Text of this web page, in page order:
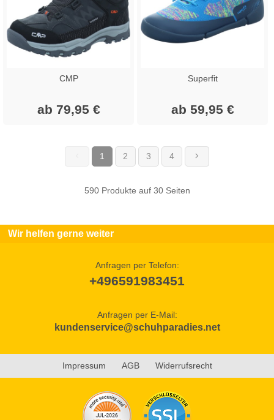
CMP
ab 79,95 €
Superfit
ab 59,95 €
1 (current)
2 3 4
590 Produkte auf 30 Seiten
Wir helfen gerne weiter
Anfragen per Telefon:
+496591983451
Anfragen per E-Mail:
kundenservice@schuhparadies.net
Impressum AGB Widerrufsrecht